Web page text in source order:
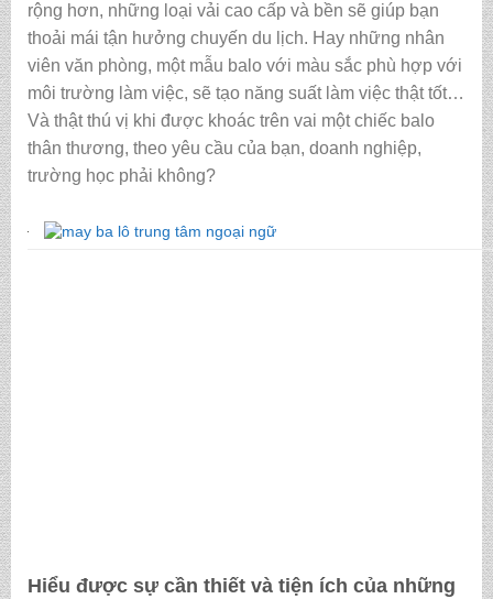
rộng hơn, những loại vải cao cấp và bền sẽ giúp bạn
thoải mái tận hưởng chuyến du lịch. Hay những nhân
viên văn phòng, một mẫu balo với màu sắc phù hợp với
môi trường làm việc, sẽ tạo năng suất làm việc thật tốt…
Và thật thú vị khi được khoác trên vai một chiếc balo
thân thương, theo yêu cầu của bạn, doanh nghiệp,
trường học phải không?
Hiểu được sự cần thiết và tiện ích của những